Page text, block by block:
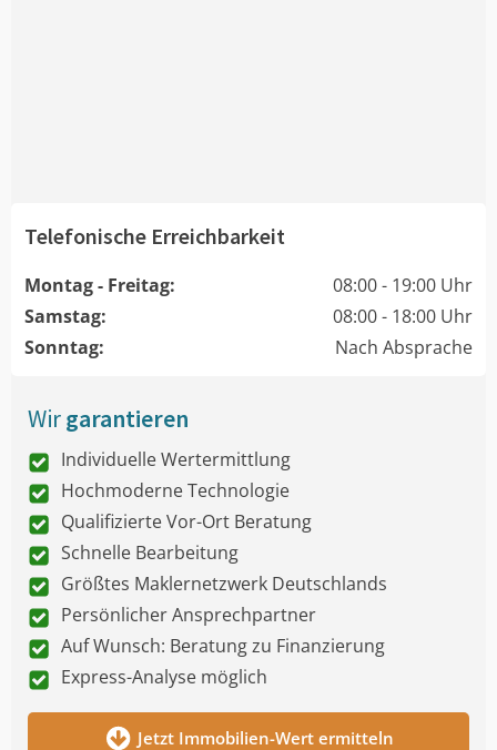
Telefonische Erreichbarkeit
Montag - Freitag:
08:00 - 19:00 Uhr
Samstag:
08:00 - 18:00 Uhr
Sonntag:
Nach Absprache
Wirgarantieren
Individuelle Wertermittlung
Hochmoderne Technologie
Qualifizierte Vor-Ort Beratung
Schnelle Bearbeitung
Größtes Maklernetzwerk Deutschlands
Persönlicher Ansprechpartner
Auf Wunsch: Beratung zu Finanzierung
Express-Analyse möglich
Jetzt Immobilien-Wert ermitteln